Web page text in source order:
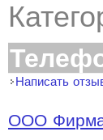
Написать
ООО